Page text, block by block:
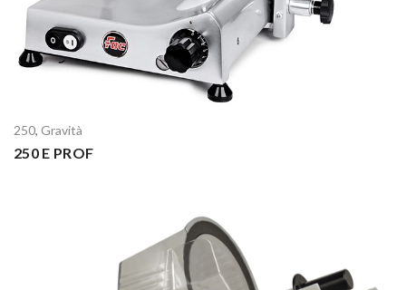
250, Gravità
250 E PROF